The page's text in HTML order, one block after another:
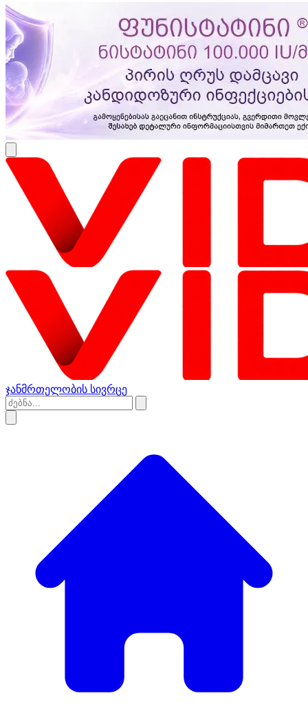
ჯანმრთელობის სივრცე